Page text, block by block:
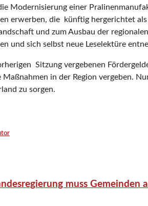
Modernisierung einer
erwerben, die künftig hergerichtet
und zum Ausbau der
und sich selbst neue Leselektüre
Sitzung vergebenen
Maßnahmen in der Region vergeben.
zu sorgen.
muss